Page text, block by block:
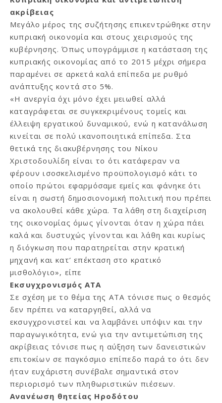
ακρίβειας
Μεγάλο μέρος της συζήτησης επικεντρώθηκε στην
κυπριακή οικονομία και στους χειρισμούς της
κυβέρνησης. Όπως υπογράμμισε η κατάσταση της
κυπριακής οικονομίας από το 2015 μέχρι σήμερα
παραμένει σε αρκετά καλά επίπεδα με ρυθμό
ανάπτυξης κοντά στο 5%.
«Η ανεργία όχι μόνο έχει μειωθεί αλλά
καταγράφεται σε συγκεκριμένους τομείς και
έλλειψη εργατικού δυναμικού, ενώ η κατανάλωση
κινείται σε πολύ ικανοποιητικά επίπεδα. Στα
θετικά της διακυβέρνησης του Νίκου
Χριστοδουλίδη είναι το ότι κατάφεραν να
φέρουν ισοσκελισμένο προϋπολογισμό κάτι το
οποίο πρώτοι εφαρμόσαμε εμείς και φάνηκε ότι
είναι η σωστή δημοσιονομική πολιτική που πρέπει
να ακολουθεί κάθε χώρα. Τα λάθη στη διαχείριση
της οικονομίας όμως γίνονται όταν η χώρα πάει
καλά και δυστυχώς γίνονται και λάθη και κυρίως
η διόγκωση που παρατηρείται στην κρατική
μηχανή και κατ’ επέκταση στο κρατικό
μισθολόγιο», είπε
Εκσυγχρονισμός ΑΤΑ
Σε σχέση με το θέμα της ΑΤΑ τόνισε πως ο θεσμός
δεν πρέπει να καταργηθεί, αλλά να
εκσυγχρονιστεί και να λαμβάνει υπόψιν και την
παραγωγικότητα, ενώ για την αντιμετώπιση της
ακρίβειας τόνισε πως η αύξηση των δανειστικών
επιτοκίων σε παγκόσμιο επίπεδο παρά το ότι δεν
ήταν ευχάριστη συνέβαλε σημαντικά στον
περιορισμό των πληθωριστικών πιέσεων.
Ανανέωση θητείας Ηροδότου